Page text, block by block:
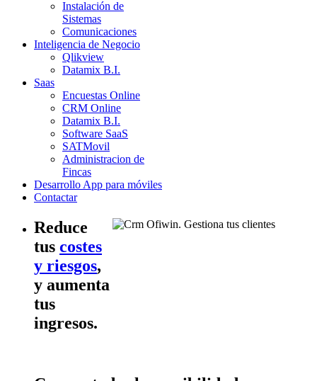
Instalación de
Sistemas
Comunicaciones
Inteligencia de Negocio
Qlikview
Datamix B.I.
Saas
Encuestas Online
CRM Online
Datamix B.I.
Software SaaS
SATMovil
Administracion de
Fincas
Desarrollo App para móviles
Contactar
Reduce
tus costes
y riesgos,
y aumenta
tus
ingresos.